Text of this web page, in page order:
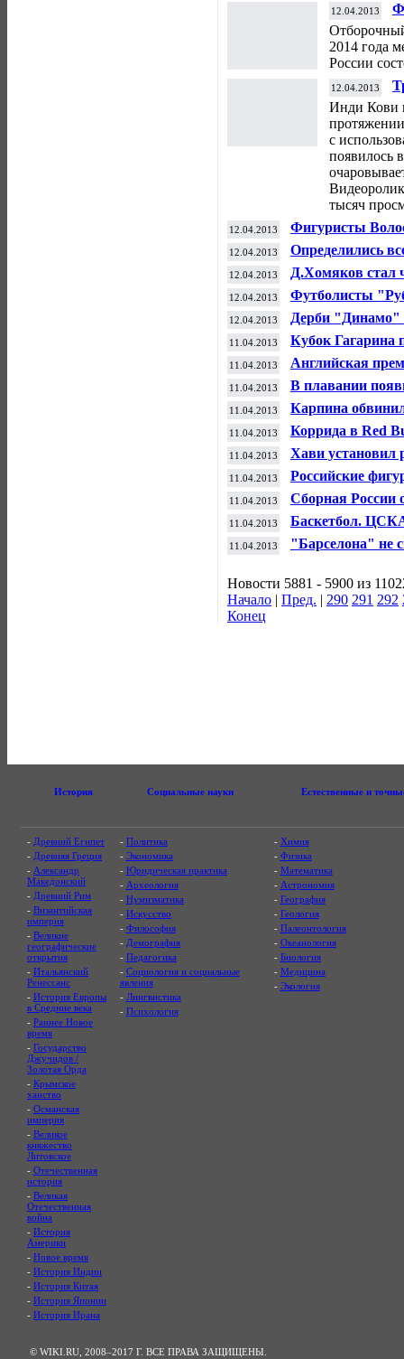
12.04.2013
2014 года
России
12.04.2013
Инди Кови
с
появилось
тысяч
12.04.2013
Фигуристы
программу
12.04.2013
Определились
Лиги Европы
12.04.2013 Д.Хомяков стал
12.04.2013
Футболисты
Лиге Европы
12.04.2013
Дерби "Динамо"
ЧР по футболу
11.04.2013
Кубок Гагарина
"Динамо"
11.04.2013
Английская
Hawk-Eye
11.04.2013 В плавании
11.04.2013 Карпина
11.04.2013
Коррида в Red
военные
11.04.2013 Хави установил
11.04.2013
Российские
командном ЧМ
11.04.2013
Сборная России
ФИФА
11.04.2013
Баскетбол.
Евролиги
11.04.2013 "Барселона" не
Новости 5881 - 5900 из
Начало | Пред. | 290 291 292
Конец
История Социальные науки Естественные и
- Древний Египет
- Древняя Греция
- Александр
Македонский
- Древний Рим
- Византийская
империя
- Великие
географические
открытия
- Итальянский
Ренессанс
- История Европы
в Средние века
- Раннее Новое
время
- Государство
Джучидов /
Золотая Орда
- Крымское
ханство
- Османская
империя
- Великое
княжество
Литовское
- Отечественная
история
- Великая
Отечественная
война
- История
Америки
- Новое время
- История Индии
- История Китая
- История Японии
- История Ирана
- Политика
- Экономика
- Юридическая практика
- Археология
- Нумизматика
- Искусство
- Философия
- Демография
- Педагогика
- Социология и социальные
явления
- Лингвистика
- Психология
- Химия
- Физика
- Математика
- Астрономия
- География
- Геология
- Палеонтология
- Океанология
- Биология
- Медицина
- Экология
© WIKI.RU, 2008–2017 Г. ВСЕ ПРАВА ЗАЩИЩЕНЫ.